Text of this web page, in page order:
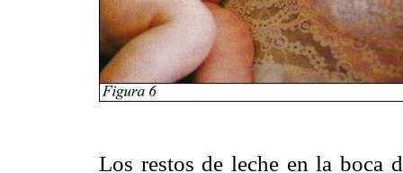
Los restos de leche en la boca